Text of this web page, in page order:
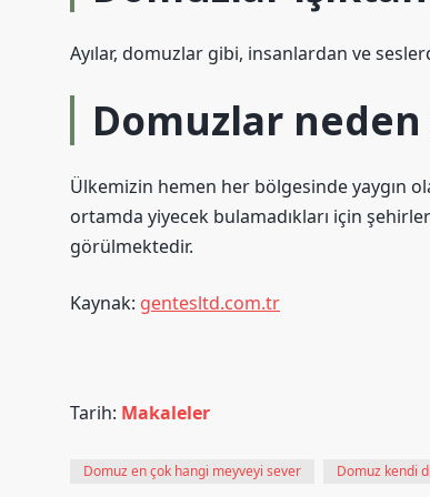
Ayılar, domuzlar gibi, insanlardan ve
Domuzlar
Ülkemizin hemen her bölgesinde yaygın
ortamda yiyecek bulamadıkları için
görülmektedir.
Kaynak: gentesltd.com.tr
Tarih: Makaleler
Domuz en çok hangi meyveyi sever Domuz kendi